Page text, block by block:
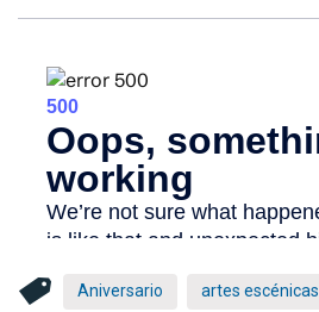
Aniversario artes escénicas